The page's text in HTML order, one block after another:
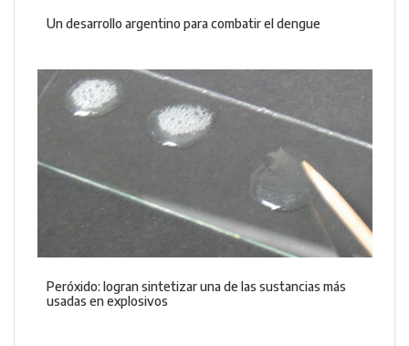
Un desarrollo argentino para combatir el dengue
Peróxido: logran sintetizar una de las sustancias más
usadas en explosivos